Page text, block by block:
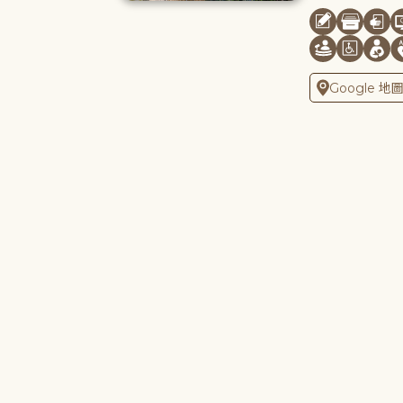
Google 地